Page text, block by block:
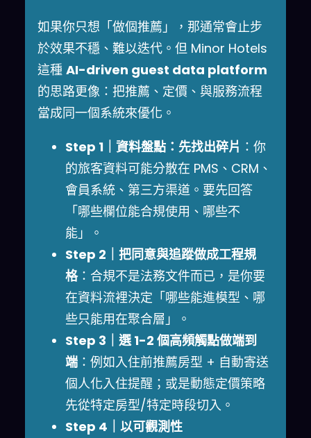
如果你只想「做個推薦」，那通常會止步
於效果不穩、難以迭代。但 Minor Hotels
這種 AI-driven guest data platform
的思路更像：把推薦、定價、與服務流程
當成同一個系統來優化。
Step 1｜資料盤點：先找出碎片 ：你
的旅客資料可能分散在 PMS、CRM、
會員系統、第三方渠道。要先回答
「哪些欄位能合規使用、哪些不
能」。
Step 2｜把同意與追蹤做成工程規
格：合規不是法務文件而已，是你要
在資料流裡決定「哪些能進模型、哪
些只能用在聚合層」。
Step 3｜選 1-2 個高頻觸點做端到
端 ：例如入住前推薦房型 + 自動寄送
個人化入住提醒；或是動態定價策略
先從特定房型/特定時段切入。
Step 4｜以可觀測性